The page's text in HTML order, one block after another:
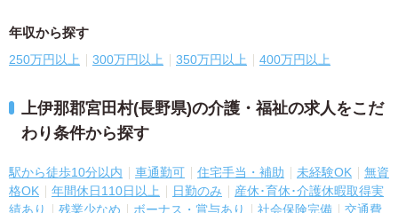
年収から探す
250万円以上 300万円以上 350万円以上 400万円以上
上伊那郡宮田村(長野県)の介護・福祉の求人をこだ
わり条件から探す
駅から徒歩10分以内 車通勤可 住宅手当・補助 未経験OK
無資
格OK
年間休日110日以上 日勤のみ
産休･育休･介護休暇取得実
績あり
残業少なめ ボーナス・賞与あり 社会保険完備 交通費